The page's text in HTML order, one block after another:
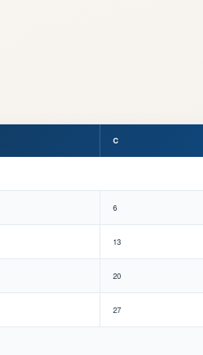
C
6
13
20
27